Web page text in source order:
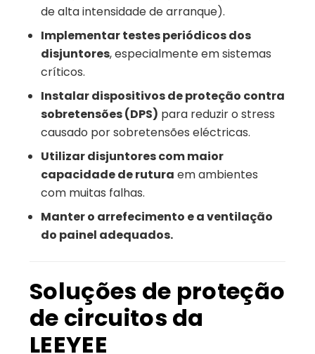
de alta intensidade de arranque).
Implementar testes periódicos dos
disjuntores, especialmente em sistemas
críticos.
Instalar dispositivos de proteção contra
sobretensões (DPS) para reduzir o stress
causado por sobretensões eléctricas.
Utilizar disjuntores com maior
capacidade de rutura em ambientes
com muitas falhas.
Manter o arrefecimento e a ventilação
do painel adequados.
Soluções de proteção
de circuitos da
LEEYEE